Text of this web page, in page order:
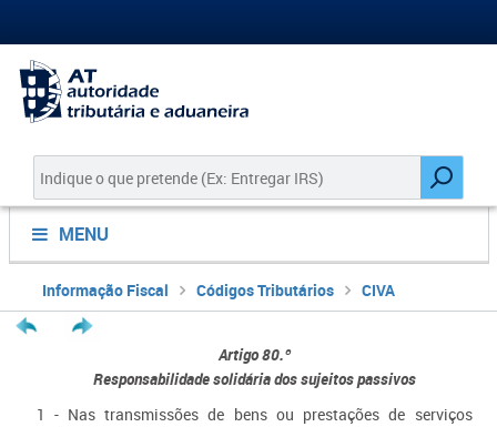
MENU
Informação Fiscal Códigos Tributários CIVA
Artigo 80.º
Responsabilidade solidária dos sujeitos passivos
1 - Nas transmissões de bens ou prestações de serviços